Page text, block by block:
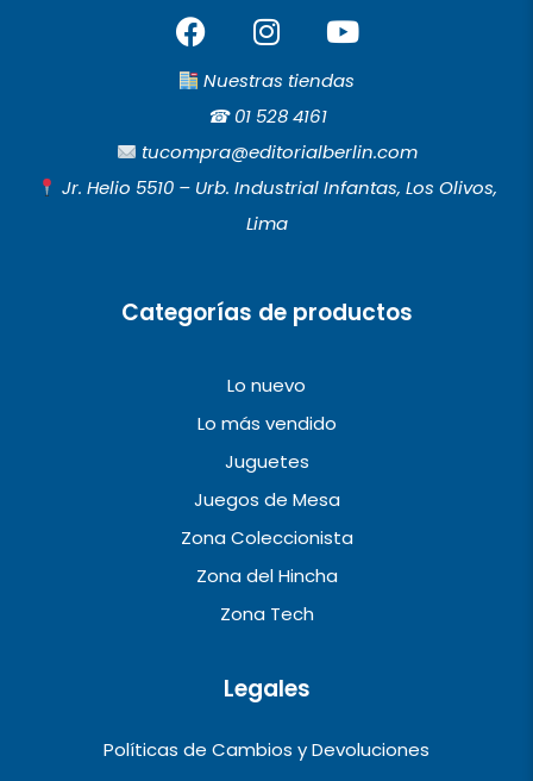
F
a
c
b
o
o
I
n
s
t
a
g
r
a
Y
o
u
u
b
e
Nuestras tiendas
☎︎01 528 4161
tucompra@editorialberlin.com
Jr. Helio 5510 – Urb. Industrial Infantas, Los Olivos,
Lima
Categorías de productos
Lo nuevo
Lo más vendido
Juguetes
Juegos de Mesa
Zona Coleccionista
Zona del Hincha
Zona Tech
Legales
Políticas de Cambios y Devoluciones